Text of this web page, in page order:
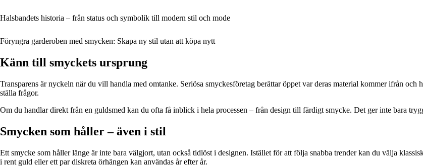
Halsbandets historia – från status och symbolik till modern stil och mode
Föryngra garderoben med smycken: Skapa ny stil utan att köpa nytt
Känn till smyckets ursprung
Transparens är nyckeln när du vill handla med omtanke. Seriösa smyckesföretag berättar öppet var deras material kommer ifrån
ställa frågor.
Om du handlar direkt från en guldsmed kan du ofta få inblick i hela processen – från design till färdigt smycke. Det ger inte bara
Smycken som håller – även i stil
Ett smycke som håller länge är inte bara välgjort, utan också tidlöst i designen. Istället för att följa snabba trender kan du välja
i rent guld eller ett par diskreta örhängen kan användas år efter år.